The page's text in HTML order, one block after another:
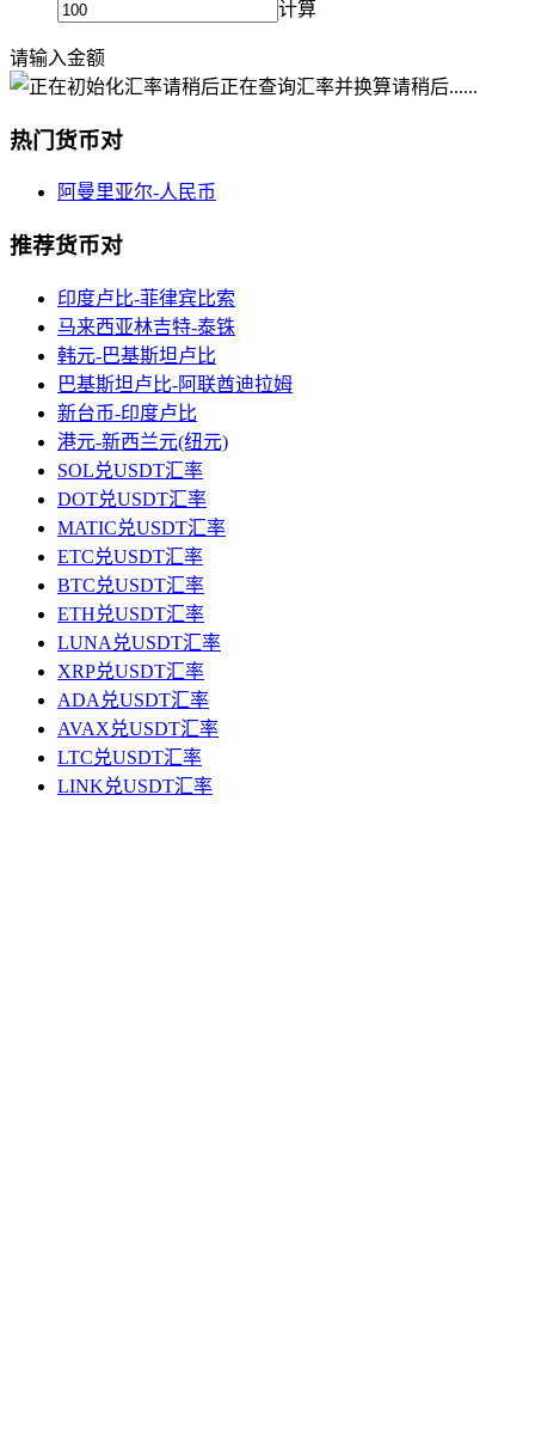
计算
请输入金额
正在查询汇率并换算请稍后......
热门货币对
阿曼里亚尔-人民币
推荐货币对
印度卢比-菲律宾比索
马来西亚林吉特-泰铢
韩元-巴基斯坦卢比
巴基斯坦卢比-阿联酋迪拉姆
新台币-印度卢比
港元-新西兰元(纽元)
SOL兑USDT汇率
DOT兑USDT汇率
MATIC兑USDT汇率
ETC兑USDT汇率
BTC兑USDT汇率
ETH兑USDT汇率
LUNA兑USDT汇率
XRP兑USDT汇率
ADA兑USDT汇率
AVAX兑USDT汇率
LTC兑USDT汇率
LINK兑USDT汇率